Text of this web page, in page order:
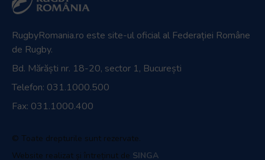
RugbyRomania.ro este site-ul oficial al Federației Române
de Rugby.
Bd. Mărăști nr. 18-20, sector 1, București
Telefon: 031.1000.500
Fax: 031.1000.400
© Toate drepturile sunt rezervate.
Website realizat și întreținut de SINGA